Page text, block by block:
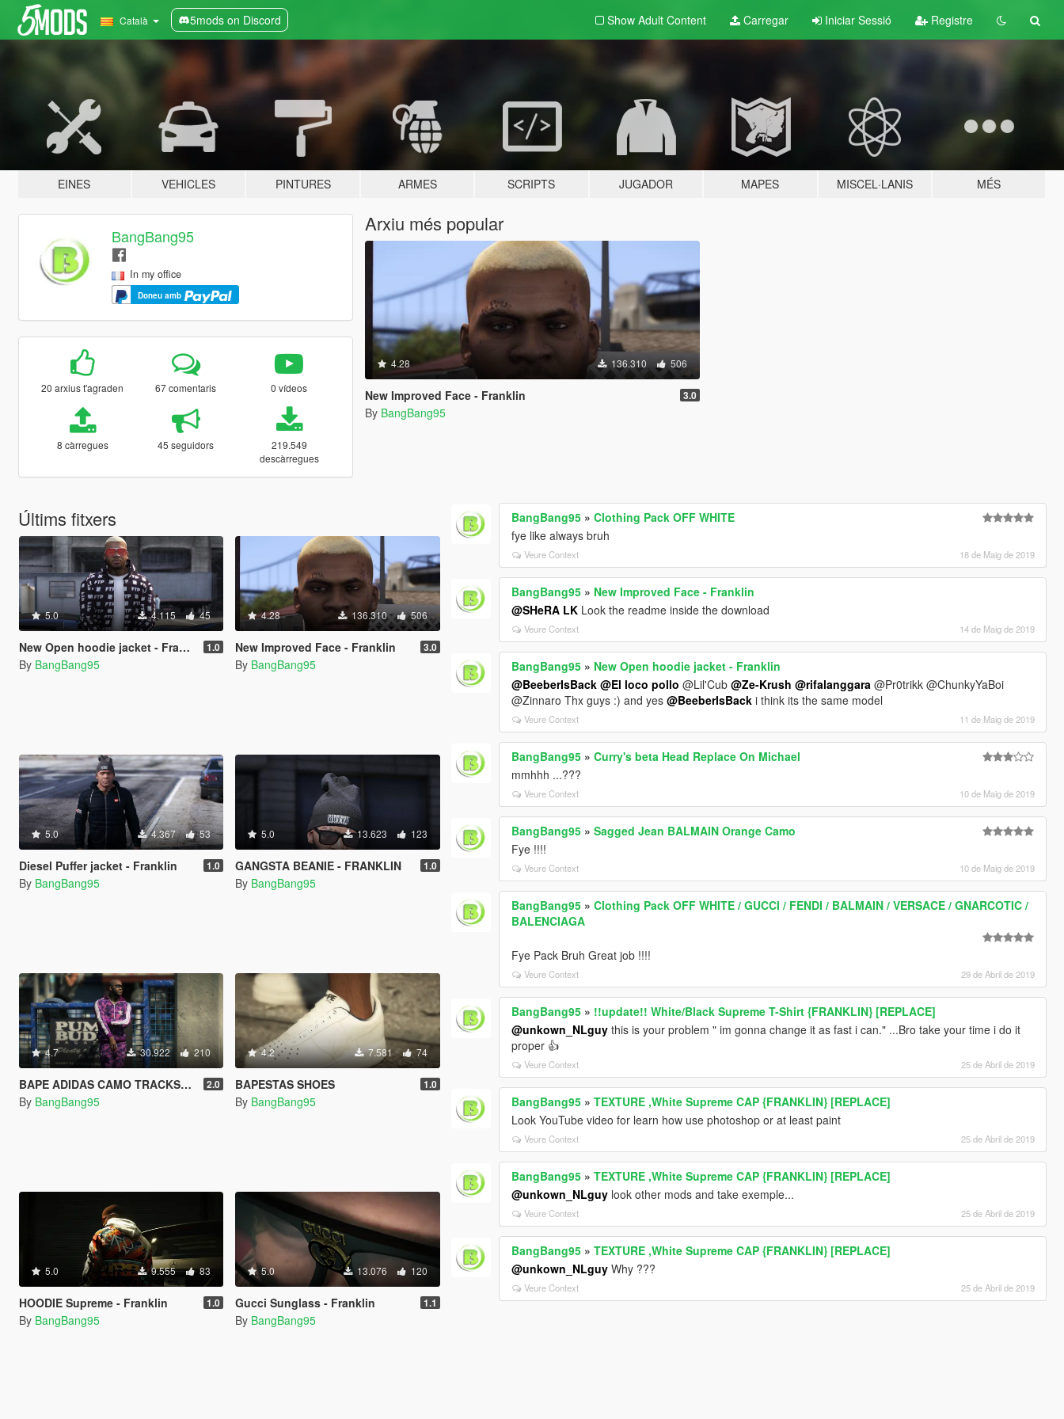
Català 5mods on Discord Show Adult Content Carregar Iniciar Sessió Registre
EINES VEHICLES PINTURES ARMES SCRIPTS JUGADOR MAPES MISCEL·LANIS MÉS
BangBang95
In my office
Doneu amb
20 arxius t'agraden 67 comentaris 0 vídeos
8 càrregues 45 seguidors
219.549
descàrregues
Arxiu més popular
4.28 136.310 506
New Improved Face - Franklin 3.0
By BangBang95
Últims fitxers
5.0 4.115 45
New Open hoodie jacket - Franklin 1.0
By BangBang95
4.28 136.310 506
New Improved Face - Franklin 3.0
By BangBang95
5.0 4.367 53
Diesel Puffer jacket - Franklin 1.0
By BangBang95
5.0 13.623 123
GANGSTA BEANIE - FRANKLIN 1.0
By BangBang95
4.7 30.922 210
BAPE ADIDAS CAMO TRACKSUITS - Franklin 2.0
By BangBang95
4.2 7.581 74
BAPESTAS SHOES 1.0
By BangBang95
5.0 9.555 83
HOODIE Supreme - Franklin 1.0
By BangBang95
5.0 13.076 120
Gucci Sunglass - Franklin 1.1
By BangBang95
BangBang95 »Clothing Pack OFF WHITE
fye like always bruh
Veure Context 18 de Maig de 2019
BangBang95 » New Improved Face - Franklin
@SHeRA LK Look the readme inside the download
Veure Context 14 de Maig de 2019
BangBang95 » New Open hoodie jacket - Franklin
@BeeberIsBack @El loco pollo @Lil'Cub@Ze-Krush @rifalanggara @Pr0trikk @ChunkyYaBoi
@Zinnaro Thx guys :) and yes@BeeberIsBack i think its the same model
Veure Context 11 de Maig de 2019
BangBang95 »Curry's beta Head Replace On Michael
mmhhh ...???
Veure Context 10 de Maig de 2019
BangBang95 »Sagged Jean BALMAIN Orange Camo
Fye !!!!
Veure Context 10 de Maig de 2019
BangBang95 »Clothing Pack OFF WHITE / GUCCI / FENDI / BALMAIN / VERSACE / GNARCOTIC /
BALENCIAGA
Fye Pack Bruh Great job !!!!
Veure Context 29 de Abril de 2019
BangBang95 » !!update!! White/Black Supreme T-Shirt {FRANKLIN} [REPLACE]
@unkown_NLguy this is your problem " im gonna change it as fast i can." ...Bro take your time i do it
proper 👍
Veure Context 25 de Abril de 2019
BangBang95 »TEXTURE ,White Supreme CAP {FRANKLIN} [REPLACE]
Look YouTube video for learn how use photoshop or at least paint
Veure Context 25 de Abril de 2019
BangBang95 »TEXTURE ,White Supreme CAP {FRANKLIN} [REPLACE]
@unkown_NLguy look other mods and take exemple...
Veure Context 25 de Abril de 2019
BangBang95 »TEXTURE ,White Supreme CAP {FRANKLIN} [REPLACE]
@unkown_NLguy Why ???
Veure Context 25 de Abril de 2019